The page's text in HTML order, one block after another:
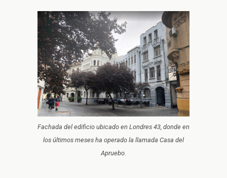
Fachada del edificio ubicado en Londres 43, donde en
los últimos meses ha operado la llamada Casa del
Apruebo.